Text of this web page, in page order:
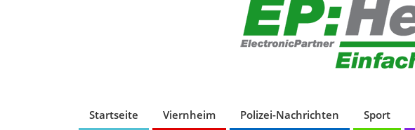
Startseite Viernheim Polizei-Nachrichten Sport